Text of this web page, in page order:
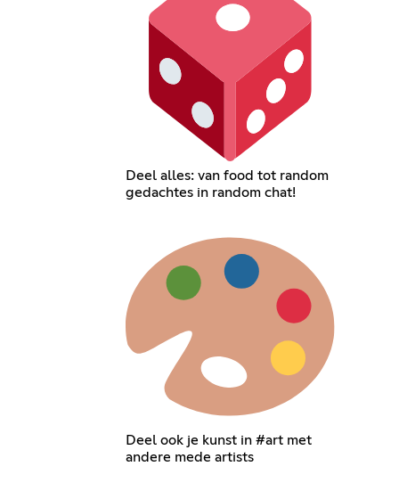
Deel alles: van food tot random
gedachtes in random chat!
Deel ook je kunst in #art met
andere mede artists